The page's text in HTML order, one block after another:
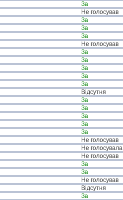
За
Не голосував
За
За
За
Не голосував
За
За
За
За
За
Відсутня
За
За
За
За
За
Не голосував
Не голосувала
Не голосував
За
За
Не голосував
Відсутня
За